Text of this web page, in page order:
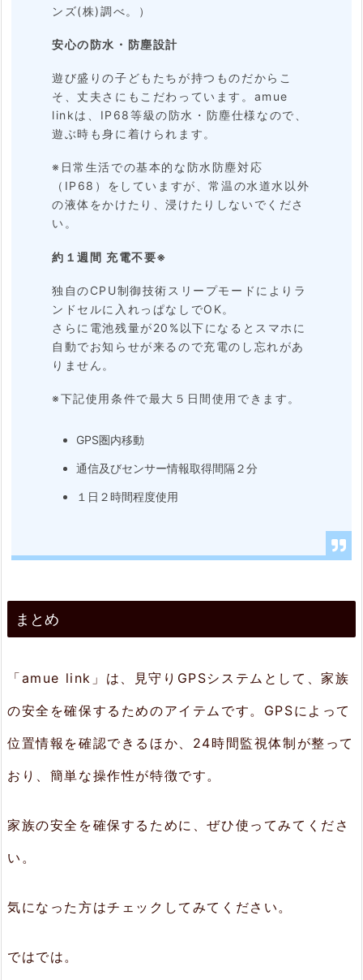
ンズ(株)調べ。）
安心の防水・防塵設計
遊び盛りの子どもたちが持つものだからこ
そ、丈夫さにもこだわっています。amue
linkは、IP68等級の防水・防塵仕様なので、
遊ぶ時も身に着けられます。
※日常生活での基本的な防水防塵対応
（IP68）をしていますが、常温の水道水以外
の液体をかけたり、浸けたりしないでくださ
い。
約１週間 充電不要※
独自のCPU制御技術スリープモードによりラ
ンドセルに入れっぱなしでOK。
さらに電池残量が20%以下になるとスマホに
自動でお知らせが来るので充電のし忘れがあ
りません。
※下記使用条件で最大５日間使用できます。
GPS圏内移動
通信及びセンサー情報取得間隔２分
１日２時間程度使用
まとめ
「amue link」は、見守りGPSシステムとして、家族
の安全を確保するためのアイテムです。GPSによって
位置情報を確認できるほか、24時間監視体制が整って
おり、簡単な操作性が特徴です。
家族の安全を確保するために、ぜひ使ってみてくださ
い。
気になった方はチェックしてみてください。
ではでは。